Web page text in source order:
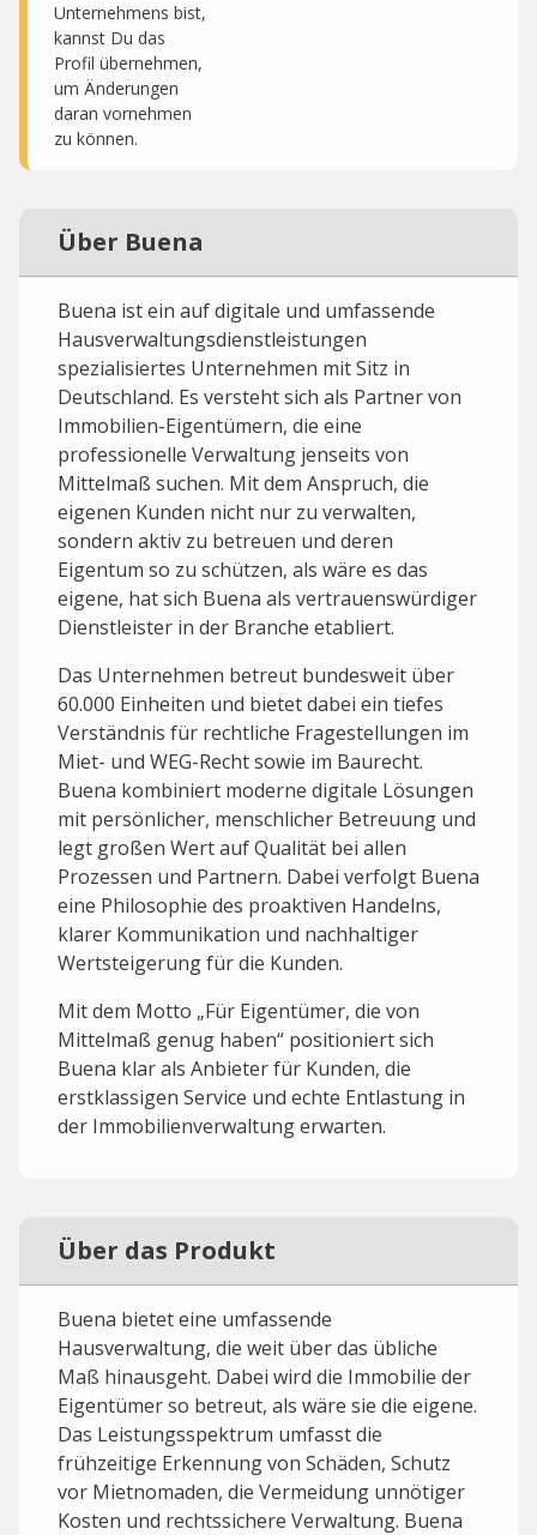
Unternehmens bist,
kannst Du das
Profil übernehmen,
um Änderungen
daran vornehmen
zu können.
Über Buena
Buena ist ein auf digitale und umfassende
Hausverwaltungsdienstleistungen
spezialisiertes Unternehmen mit Sitz in
Deutschland. Es versteht sich als Partner von
Immobilien-Eigentümern, die eine
professionelle Verwaltung jenseits von
Mittelmaß suchen. Mit dem Anspruch, die
eigenen Kunden nicht nur zu verwalten,
sondern aktiv zu betreuen und deren
Eigentum so zu schützen, als wäre es das
eigene, hat sich Buena als vertrauenswürdiger
Dienstleister in der Branche etabliert.
Das Unternehmen betreut bundesweit über
60.000 Einheiten und bietet dabei ein tiefes
Verständnis für rechtliche Fragestellungen im
Miet- und WEG-Recht sowie im Baurecht.
Buena kombiniert moderne digitale Lösungen
mit persönlicher, menschlicher Betreuung und
legt großen Wert auf Qualität bei allen
Prozessen und Partnern. Dabei verfolgt Buena
eine Philosophie des proaktiven Handelns,
klarer Kommunikation und nachhaltiger
Wertsteigerung für die Kunden.
Mit dem Motto „Für Eigentümer, die von
Mittelmaß genug haben“ positioniert sich
Buena klar als Anbieter für Kunden, die
erstklassigen Service und echte Entlastung in
der Immobilienverwaltung erwarten.
Über das Produkt
Buena bietet eine umfassende
Hausverwaltung, die weit über das übliche
Maß hinausgeht. Dabei wird die Immobilie der
Eigentümer so betreut, als wäre sie die eigene.
Das Leistungsspektrum umfasst die
frühzeitige Erkennung von Schäden, Schutz
vor Mietnomaden, die Vermeidung unnötiger
Kosten und rechtssichere Verwaltung. Buena